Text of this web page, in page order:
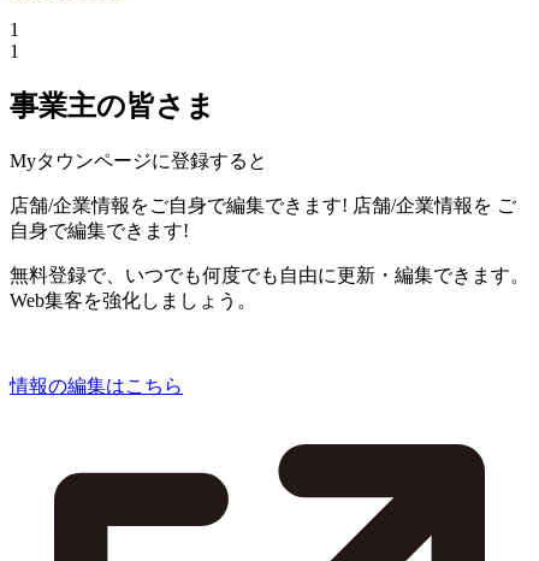
1
1
事業主の皆さま
Myタウンページに登録すると
店舗/企業情報をご自身で編集できます! 店舗/企業情報を ご
自身で編集できます!
無料登録で、いつでも何度でも自由に更新・編集できます。
Web集客を強化しましょう。
情報の編集はこちら